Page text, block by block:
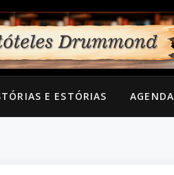
E ESTÓRIAS AGENDA